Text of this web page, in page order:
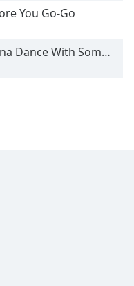
You Go-Go
Dance With Somebody